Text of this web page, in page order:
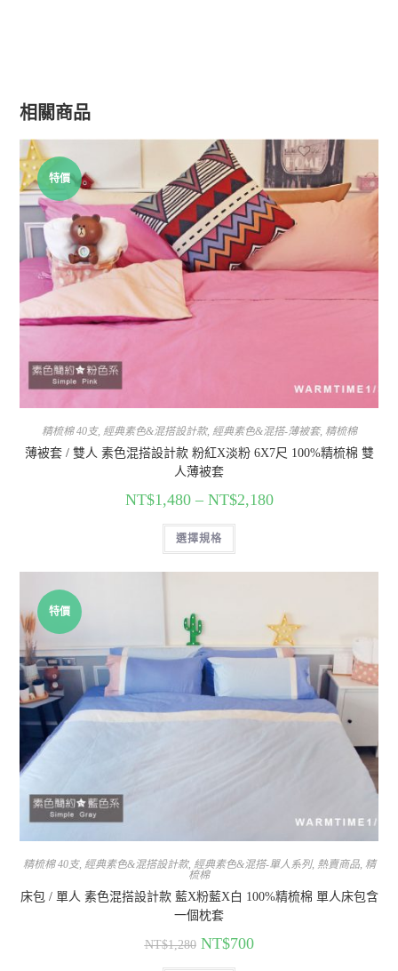
相關商品
特價
精梳棉 40支, 經典素色&混搭設計款, 經典素色&混搭-薄被套, 精梳棉
薄被套 / 雙人 素色混搭設計款 粉紅X淡粉 6X7尺 100%精梳棉 雙
人薄被套
NT$1,480– NT$2,180
選擇規格
特價
精梳棉 40支, 經典素色&混搭設計款, 經典素色&混搭-單人系列, 熱賣商品, 精
梳棉
床包 / 單人 素色混搭設計款 藍X粉藍X白 100%精梳棉 單人床包含
一個枕套
NT$1,280 NT$700